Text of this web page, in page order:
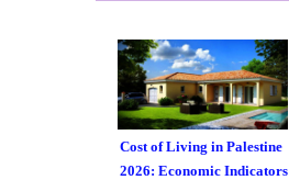
Cost of Living in Palestine
2026: Economic Indicators